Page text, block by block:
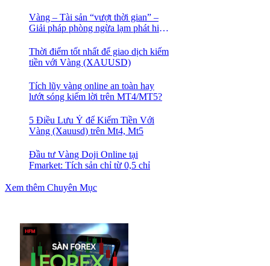
Vàng – Tài sản “vượt thời gian” –
Giải pháp phòng ngừa lạm phát hiệu
Thời điểm tốt nhất để giao dịch kiếm
tiền với Vàng (XAUUSD)
Tích lũy vàng online an toàn hay
lướt sóng kiếm lời trên MT4/MT5?
5 Điều Lưu Ý để Kiếm Tiền Với
Vàng (Xauusd) trên Mt4, Mt5
Đầu tư Vàng Doji Online tại
Fmarket: Tích sản chỉ từ 0,5 chỉ
Xem thêm Chuyên Mục